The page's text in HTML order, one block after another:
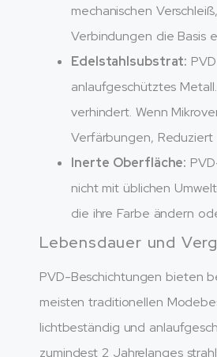
mechanischen
Verbindungen die Basis
Edelstahlsubstrat:
anlaufgeschütztes
verhindert. Wenn
Verfärbungen,
Inerte Oberfläche:
nicht mit üblichen
die ihre Farbe ändern
Lebensdauer und
PVD-Beschichtungen bieten
meisten traditionellen
lichtbeständig und
zumindest 2 Jahrelanges